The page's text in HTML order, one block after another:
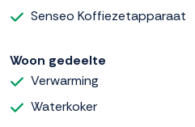
Senseo Koffiezetapparaat
Woon gedeelte
Verwarming
Waterkoker